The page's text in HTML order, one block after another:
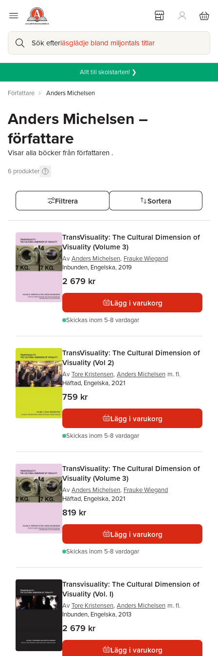
Sök efterläsglädje bland miljontals titlar
Allt till skolstarten! ❯
Författare Anders Michelsen
Anders Michelsen –
författare
Visar alla böcker från författaren .
6 produkter
Filtrera Sortera
TransVisuality: The Cultural Dimension of
Visuality (Volume 3)
Av Anders Michelsen, Frauke Wiegand
Inbunden, Engelska, 2019
2 679 kr
Lägg i varukorg
Skickas inom 5-8 vardagar
TransVisuality: The Cultural Dimension of
Visuality (Vol 2)
Av Tore Kristensen, Anders Michelsen m. fl.
Häftad, Engelska, 2021
759 kr
Lägg i varukorg
Skickas inom 5-8 vardagar
TransVisuality: The Cultural Dimension of
Visuality (Volume 3)
Av Anders Michelsen, Frauke Wiegand
Häftad, Engelska, 2021
819 kr
Lägg i varukorg
Skickas inom 5-8 vardagar
Transvisuality: The Cultural Dimension of
Visuality (Vol. I)
Av Tore Kristensen, Anders Michelsen m. fl.
Inbunden, Engelska, 2013
2 679 kr
Lägg i varukorg